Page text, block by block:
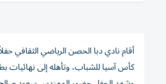
أقام نادي دبا الحصن الرياضي الثقافي
كأس آسيا للشباب، وتأهله إلى نهائيات